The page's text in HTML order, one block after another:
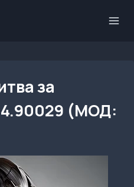
за
(МОД: